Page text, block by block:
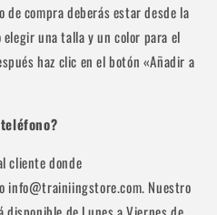
compra deberás estar desde la
una talla y un color para el
haz clic en el botón «Añadir a
cliente donde
info@trainiingstore.com. Nuestro